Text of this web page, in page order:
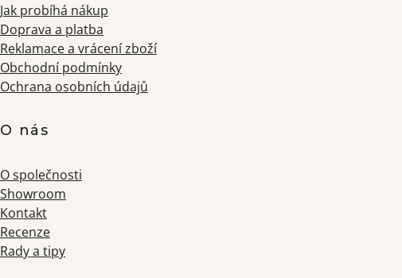
Jak probíhá nákup
Doprava a platba
Reklamace a vrácení zboží
Obchodní podmínky
Ochrana osobních údajů
O nás
O společnosti
Showroom
Kontakt
Recenze
Rady a tipy